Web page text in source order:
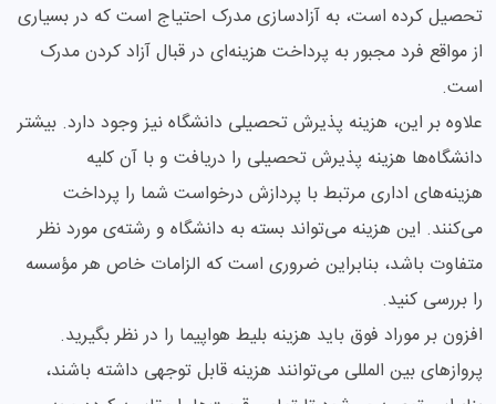
تحصیل کرده است، به آزادسازی مدرک احتیاج است که در بسیاری
از مواقع فرد مجبور به پرداخت هزینه‌ای در قبال آزاد کردن مدرک
است.
علاوه بر این، هزینه پذیرش تحصیلی دانشگاه نیز وجود دارد. بیشتر
دانشگاه‌ها هزینه پذیرش تحصیلی را دریافت و با آن کلیه
هزینه‌های اداری مرتبط با پردازش درخواست شما را پرداخت
می‌کنند. این هزینه می‌تواند بسته به دانشگاه و رشته‌ی مورد نظر
متفاوت باشد، بنابراین ضروری است که الزامات خاص هر مؤسسه
را بررسی کنید.
افزون بر موراد فوق باید هزینه بلیط هواپیما را در نظر بگیرید.
پروازهای بین المللی می‌توانند هزینه قابل توجهی داشته باشند،